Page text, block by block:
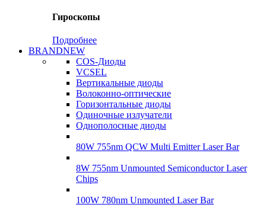
Гироскопы
Подробнее
BRANDNEW
COS-Диоды
VCSEL
Вертикальные диоды
Волоконно-оптические
Горизонтальные диоды
Одиночные излучатели
Однополосные диоды
80W 755nm QCW Multi Emitter Laser Bar
8W 755nm Unmounted Semiconductor Laser
Chips
100W 780nm Unmounted Laser Bar